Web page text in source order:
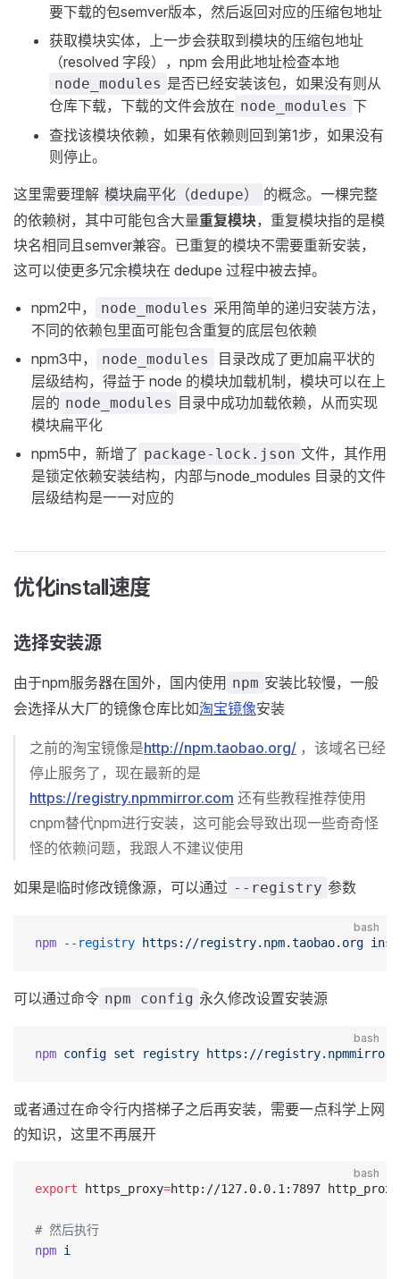
要下载的包semver版本，然后返回对应的压缩包地址
获取模块实体，上一步会获取到模块的压缩包地址
（resolved 字段），npm 会用此地址检查本地
node_modules 是否已经安装该包，如果没有则从
仓库下载，下载的文件会放在 node_modules 下
查找该模块依赖，如果有依赖则回到第1步，如果没有
则停止。
这里需要理解 模块扁平化（dedupe）
的概念。一棵完整
的依赖树，其中可能包含大量重复模块，重复模块指的是模
块名相同且semver兼容。已重复的模块不需要重新安装，
这可以使更多冗余模块在 dedupe 过程中被去掉。
npm2中， node_modules 采用简单的递归安装方法，
不同的依赖包里面可能包含重复的底层包依赖
npm3中，
node_modules
目录改成了更加扁平状的
层级结构，得益于 node 的模块加载机制，模块可以在上
层的 node_modules 目录中成功加载依赖，从而实现
模块扁平化
npm5中，新增了 package-lock.json 文件，其作用
是锁定依赖安装结构，内部与node_modules 目录的文件
层级结构是一一对应的
优化install速度
选择安装源
由于npm服务器在国外，国内使用 npm 安装比较慢，一般
会选择从大厂的镜像仓库比如淘宝镜像安装
之前的淘宝镜像是http://npm.taobao.org/ ，该域名已经
停止服务了，现在最新的是
https://registry.npmmirror.com 还有些教程推荐使用
cnpm替代npm进行安装，这可能会导致出现一些奇奇怪
怪的依赖问题，我跟人不建议使用
如果是临时修改镜像源，可以通过 --registry 参数
bash
npm --registry https://registry.npm.taobao.org
可以通过命令 npm config 永久修改设置安装源
bash
npm config set registry https://
或者通过在命令行内搭梯子之后再安装，需要一点科学上网
的知识，这里不再展开
bash
export https_proxy=http://127.0.0.1:7897 http_proxy
# 然后执行
npm i